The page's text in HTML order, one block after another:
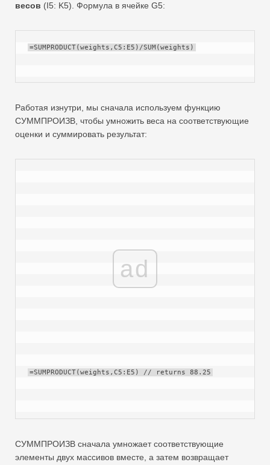
весов (I5: K5). Формула в ячейке G5:
=SUMPRODUCT(weights,C5:E5)/SUM(weights)
Работая изнутри, мы сначала используем функцию
СУММПРОИЗВ, чтобы умножить веса на соответствующие
оценки и суммировать результат:
ad
=SUMPRODUCT(weights,C5:E5) // returns 88.25
СУММПРОИЗВ сначала умножает соответствующие
элементы двух массивов вместе, а затем возвращает